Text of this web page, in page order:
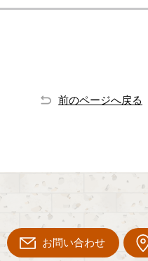
前のページへ戻る
お問い合わせ